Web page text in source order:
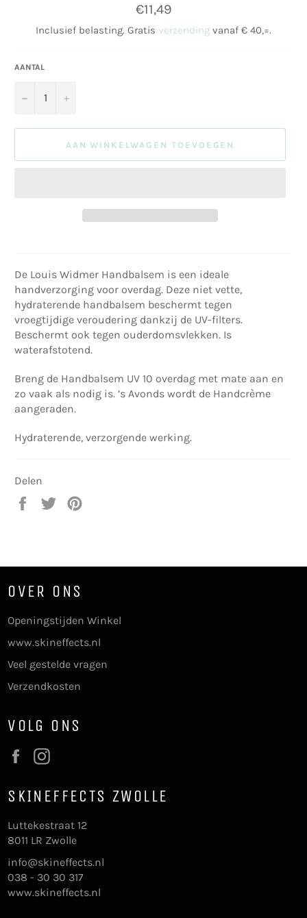
Normale
prijs
€11,49
Inclusief belasting. Gratis verzending vanaf € 40,=.
AANTAL
− +
AAN WINKELWAGEN TOEVOEGEN
De Louis Widmer Handbalsem is een ideale
handverzorging voor overdag. Deze niet vette,
hydraterende handbalsem beschermt tegen
vroegtijdige veroudering dankzij de UV-filters.
Beschermt ook tegen ouderdomsvlekken. Is
waterafstotend.
Breng de Handbalsem UV 10 overdag met mate aan en
zo vaak als nodig is. ’s Avonds wordt de Handcrème
aangeraden.
Hydraterende, verzorgende werking.
Delen
Delen
Twitteren
OVER ONS
Openingstijden Winkel
www.skineffects.nl
Veel gestelde vragen
Verzendkosten
VOLG ONS
Facebook
SKINEFFECTS ZWOLLE
Luttekestraat 12
8011 LR Zwolle
info@skineffects.nl
038 - 30 30 317
www.skineffects.nl